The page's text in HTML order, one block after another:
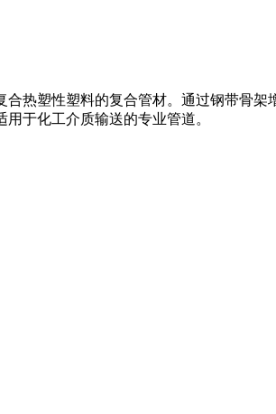
热塑性塑料的复合管材。通过钢带骨
于化工介质输送的专业管道。